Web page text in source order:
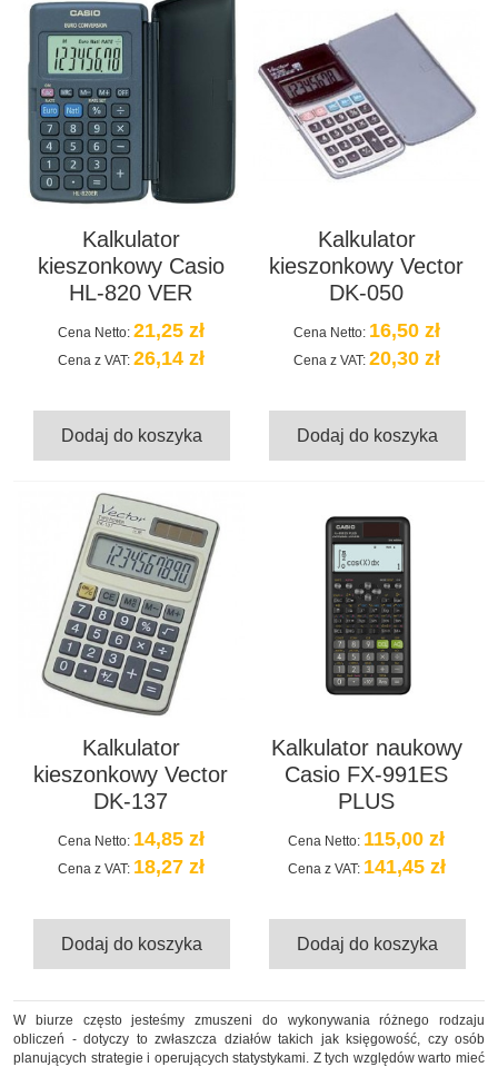
Kalkulator
kieszonkowy Casio
HL-820 VER
Cena Netto: 21,25 zł
Cena z VAT: 26,14 zł
Dodaj do koszyka
Kalkulator
kieszonkowy Vector
DK-050
Cena Netto: 16,50 zł
Cena z VAT: 20,30 zł
Dodaj do koszyka
Kalkulator
kieszonkowy Vector
DK-137
Cena Netto: 14,85 zł
Cena z VAT: 18,27 zł
Dodaj do koszyka
Kalkulator naukowy
Casio FX-991ES
PLUS
Cena Netto: 115,00 zł
Cena z VAT: 141,45 zł
Dodaj do koszyka
W biurze często jesteśmy zmuszeni do wykonywania różnego rodzaju
obliczeń - dotyczy to zwłaszcza działów takich jak księgowość, czy osób
planujących strategie i operujących statystykami. Z tych względów warto mieć